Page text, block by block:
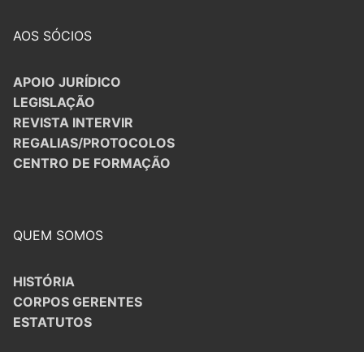
AOS SÓCIOS
APOIO JURÍDICO
LEGISLAÇÃO
REVISTA INTERVIR
REGALIAS/PROTOCOLOS
CENTRO DE FORMAÇÃO
QUEM SOMOS
HISTÓRIA
CORPOS GERENTES
ESTATUTOS